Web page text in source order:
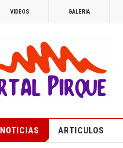
VIDEOS GALERIA
NOTICIAS ARTICULOS